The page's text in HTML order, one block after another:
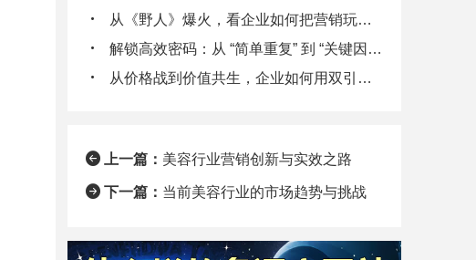
从《野人》爆火，看企业如何把营销玩出 “野性”
解锁高效密码：从 “简单重复” 到 “关键因素拆解”
从价格战到价值共生，企业如何用双引擎策略锁定客户终身价值
上一篇： 美容行业营销创新与实效之路
下一篇： 当前美容行业的市场趋势与挑战